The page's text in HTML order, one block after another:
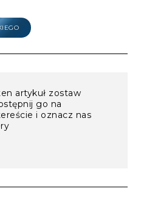
artykuł zostaw
go na
i oznacz nas